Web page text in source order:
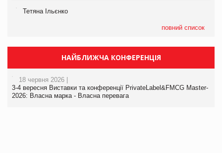
Тетяна Ільєнко
повний список
НАЙБЛИЖЧА КОНФЕРЕНЦІЯ
18 червня 2026 |
3-4 вересня Виставки та конференції PrivateLabel&FMCG Master-
2026: Власна марка - Власна перевага